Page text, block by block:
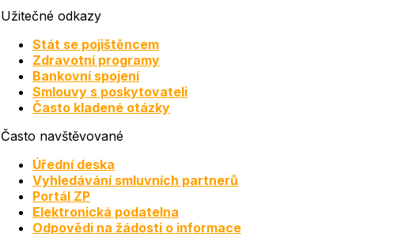
Užitečné odkazy
Stát se pojištěncem
Zdravotní programy
Bankovní spojení
Smlouvy s poskytovateli
Často kladené otázky
Často navštěvované
Úřední deska
Vyhledávání smluvních partnerů
Portál ZP
Elektronická podatelna
Odpovědi na žádosti o informace